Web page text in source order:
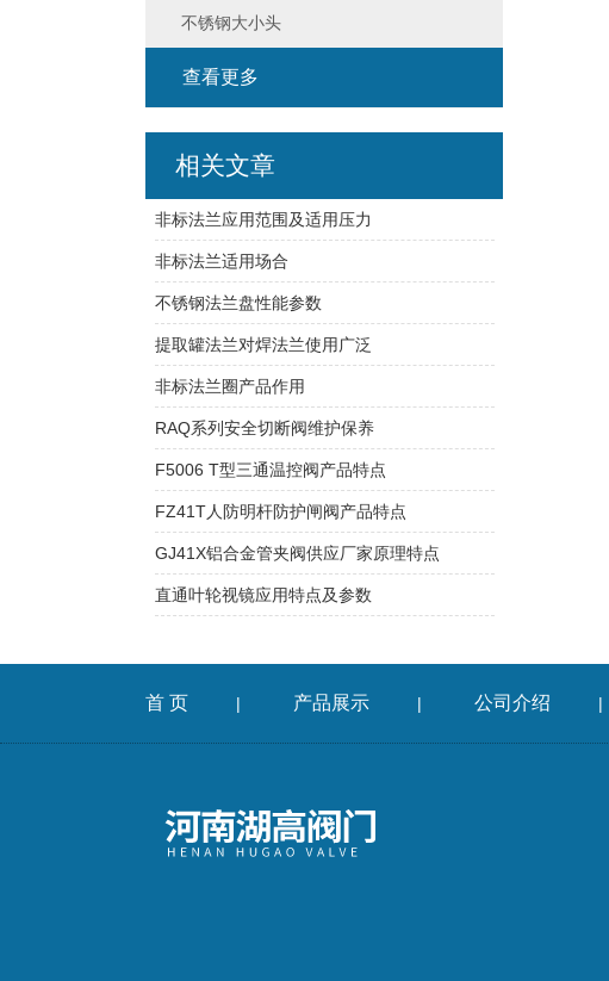
不锈钢大小头
查看更多
相关文章
非标法兰应用范围及适用压力
非标法兰适用场合
不锈钢法兰盘性能参数
提取罐法兰对焊法兰使用广泛
非标法兰圈产品作用
RAQ系列安全切断阀维护保养
F5006 T型三通温控阀产品特点
FZ41T人防明杆防护闸阀产品特点
GJ41X铝合金管夹阀供应厂家原理特点
直通叶轮视镜应用特点及参数
首 页 | 产品展示 | 公司介绍 |